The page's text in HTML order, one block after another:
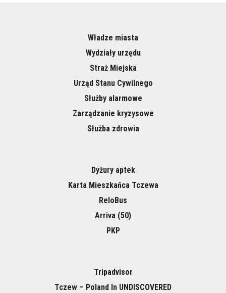
Władze miasta
Wydziały urzędu
Straż Miejska
Urząd Stanu Cywilnego
Służby alarmowe
Zarządzanie kryzysowe
Służba zdrowia
Dyżury aptek
Karta Mieszkańca Tczewa
ReloBus
Arriva (50)
PKP
Tripadvisor
Tczew – Poland In UNDISCOVERED